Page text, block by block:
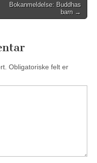
Bokanmeldelse: Buddhas
barn →
Obligatoriske felt er